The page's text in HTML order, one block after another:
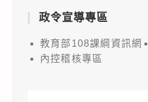
政令宣導專區
教育部108課綱資訊網
內控稽核專區